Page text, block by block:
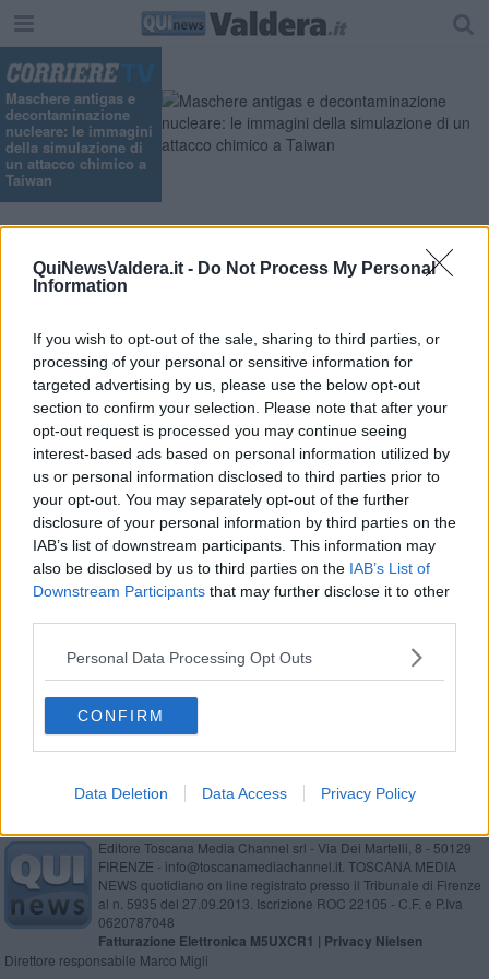
QuiNewsValdera.it - Do Not Process My Personal
Information
If you wish to opt-out of the sale, sharing to third parties, or
processing of your personal or sensitive information for
targeted advertising by us, please use the below opt-out
section to confirm your selection. Please note that after your
opt-out request is processed you may continue seeing
interest-based ads based on personal information utilized by
us or personal information disclosed to third parties prior to
your opt-out. You may separately opt-out of the further
disclosure of your personal information by third parties on the
IAB’s list of downstream participants. This information may
also be disclosed by us to third parties on the IAB’s List of
Downstream Participants that may further disclose it to other
Personal Data Processing Opt Outs
CONFIRM
Data Deletion Data Access Privacy Policy
Maschere antigas e
decontaminazione
nucleare: le immagini
della simulazione di
un attacco chimico a
Taiwan
Politica,Venerdì25 Ottobre 2013
il referendum conta
Se vuoi leggere le notizie principali della Toscana iscriviti alla
Basta cliccareQUI
Ti potrebbe interessare anche:
Editore Toscana Media Channel srl - Via Dei Martelli, 8 - 50129
FIRENZE - info@toscanamediachannel.it. TOSCANA MEDIA
NEWS quotidiano on line registrato presso il Tribunale di Firenze
al n. 5935 del 27.09.2013. Iscrizione ROC 22105 - C.F. e P.Iva
0620787048
Fatturazione Elettronica M5UXCR1 | Privacy Nielsen
Direttore responsabile Marco Migli